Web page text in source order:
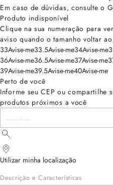
Em caso de dúvidas, consulte o
Produto indisponível
Clique na sua numeração para
aviso quando o tamanho voltar
33Avise-me33.5Avise-me34Avise-me
36Avise-me36.5Avise-me37Avise-me
39Avise-me39.5Avise-me40Avise-me
Perto de você
Informe seu CEP ou compartilhe
produtos próximos a você
Utilizar minha localização
Descrição e Características